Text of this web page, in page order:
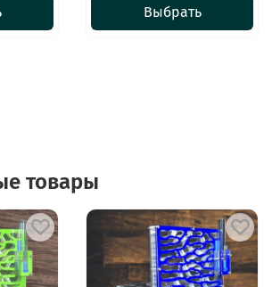
Выбрать
товары